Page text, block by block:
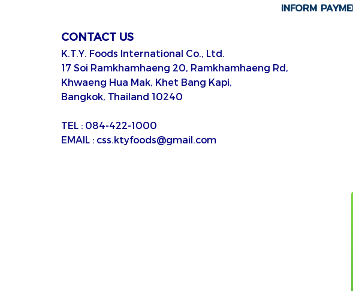
INFORM
CONTACT US
K.T.Y. Foods International Co., Ltd.
17 Soi Ramkhamhaeng 20, Ramkhamhaeng Rd,
Khwaeng Hua Mak, Khet Bang Kapi,
Bangkok, Thailand 10240
TEL : 084-422-1000
EMAIL : css.ktyfoods@gmail.com